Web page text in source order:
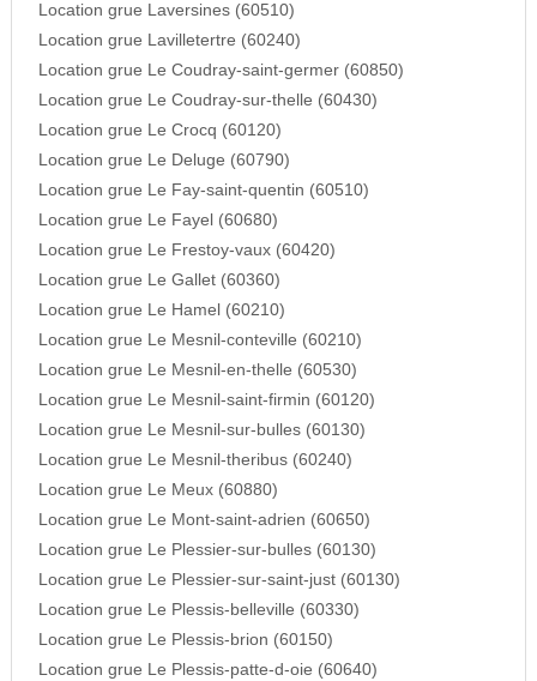
Location grue Laversines (60510)
Location grue Lavilletertre (60240)
Location grue Le Coudray-saint-germer (60850)
Location grue Le Coudray-sur-thelle (60430)
Location grue Le Crocq (60120)
Location grue Le Deluge (60790)
Location grue Le Fay-saint-quentin (60510)
Location grue Le Fayel (60680)
Location grue Le Frestoy-vaux (60420)
Location grue Le Gallet (60360)
Location grue Le Hamel (60210)
Location grue Le Mesnil-conteville (60210)
Location grue Le Mesnil-en-thelle (60530)
Location grue Le Mesnil-saint-firmin (60120)
Location grue Le Mesnil-sur-bulles (60130)
Location grue Le Mesnil-theribus (60240)
Location grue Le Meux (60880)
Location grue Le Mont-saint-adrien (60650)
Location grue Le Plessier-sur-bulles (60130)
Location grue Le Plessier-sur-saint-just (60130)
Location grue Le Plessis-belleville (60330)
Location grue Le Plessis-brion (60150)
Location grue Le Plessis-patte-d-oie (60640)